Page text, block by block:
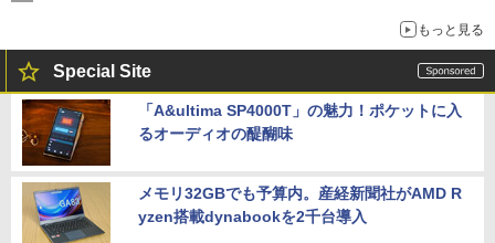
もっと見る
Special Site
「A&ultima SP4000T」の魅力！ポケットに入
るオーディオの醍醐味
メモリ32GBでも予算内。産経新聞社がAMD R
yzen搭載dynabookを2千台導入